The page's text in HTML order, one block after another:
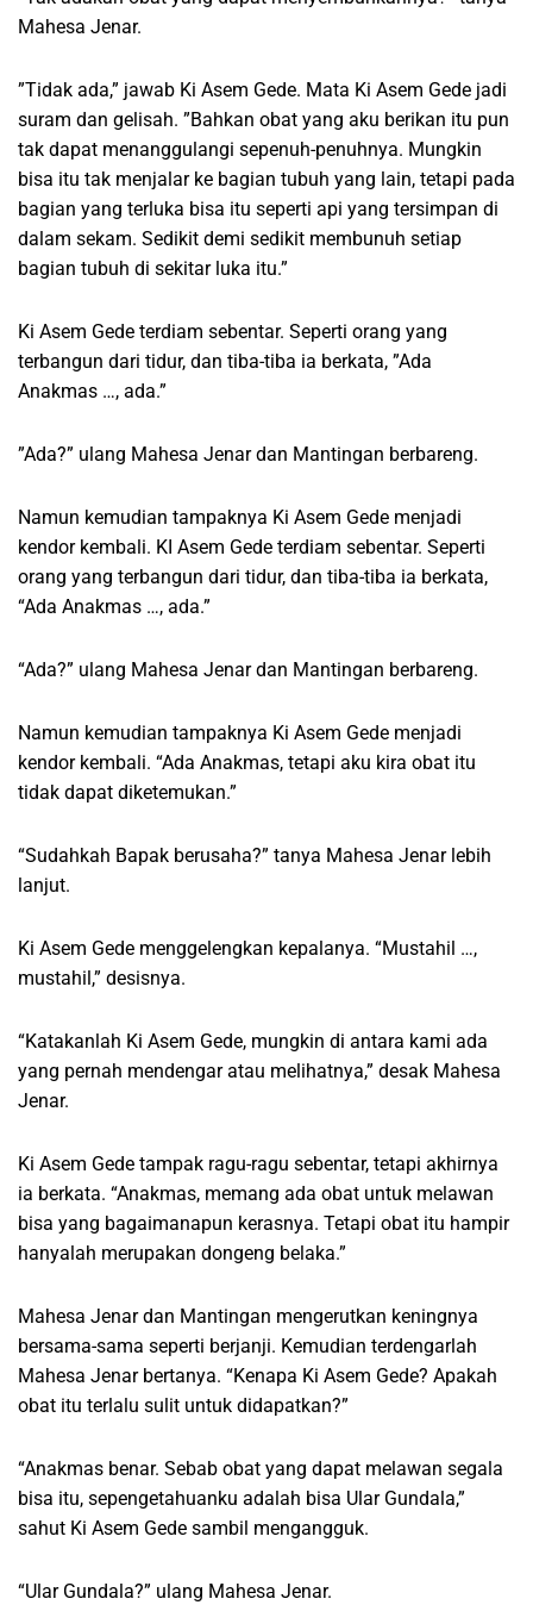
Mahesa Jenar.
”Tidak ada,” jawab Ki Asem Gede. Mata Ki Asem Gede jadi
suram dan gelisah. ”Bahkan obat yang aku berikan itu pun
tak dapat menanggulangi sepenuh-penuhnya. Mungkin
bisa itu tak menjalar ke bagian tubuh yang lain, tetapi pada
bagian yang terluka bisa itu seperti api yang tersimpan di
dalam sekam. Sedikit demi sedikit membunuh setiap
bagian tubuh di sekitar luka itu.”
Ki Asem Gede terdiam sebentar. Seperti orang yang
terbangun dari tidur, dan tiba-tiba ia berkata, ”Ada
Anakmas …, ada.”
”Ada?” ulang Mahesa Jenar dan Mantingan berbareng.
Namun kemudian tampaknya Ki Asem Gede menjadi
kendor kembali. KI Asem Gede terdiam sebentar. Seperti
orang yang terbangun dari tidur, dan tiba-tiba ia berkata,
“Ada Anakmas …, ada.”
“Ada?” ulang Mahesa Jenar dan Mantingan berbareng.
Namun kemudian tampaknya Ki Asem Gede menjadi
kendor kembali. “Ada Anakmas, tetapi aku kira obat itu
tidak dapat diketemukan.”
“Sudahkah Bapak berusaha?” tanya Mahesa Jenar lebih
lanjut.
Ki Asem Gede menggelengkan kepalanya. “Mustahil …,
mustahil,” desisnya.
“Katakanlah Ki Asem Gede, mungkin di antara kami ada
yang pernah mendengar atau melihatnya,” desak Mahesa
Jenar.
Ki Asem Gede tampak ragu-ragu sebentar, tetapi akhirnya
ia berkata. “Anakmas, memang ada obat untuk melawan
bisa yang bagaimanapun kerasnya. Tetapi obat itu hampir
hanyalah merupakan dongeng belaka.”
Mahesa Jenar dan Mantingan mengerutkan keningnya
bersama-sama seperti berjanji. Kemudian terdengarlah
Mahesa Jenar bertanya. “Kenapa Ki Asem Gede? Apakah
obat itu terlalu sulit untuk didapatkan?”
“Anakmas benar. Sebab obat yang dapat melawan segala
bisa itu, sepengetahuanku adalah bisa Ular Gundala,”
sahut Ki Asem Gede sambil mengangguk.
“Ular Gundala?” ulang Mahesa Jenar.